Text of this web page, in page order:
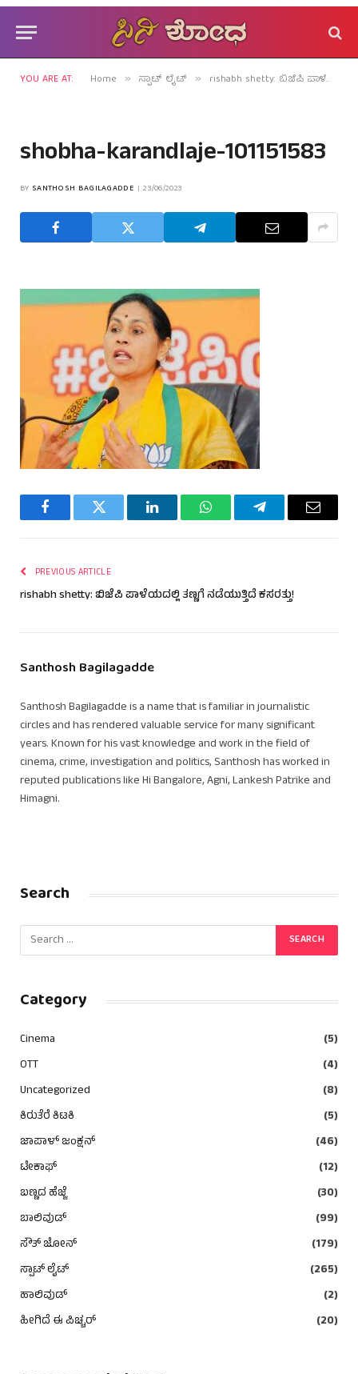
YOU ARE AT: Home » ಸ್ಪಾಟ್ ಲೈಟ್ » rishabh shetty: ಬಿಜೆಪಿ ಪಾಳೆಯದಲ್ಲಿ ತಣ್ಣಗೆ ನಡೆಯುತ್ತಿದೆ ಕಸರತ್ತು!
shobha-karandlaje-101151583
BY SANTHOSH BAGILAGADDE 23/06/2023
FacebookTwitter LinkedInWhatsAppTelegramEmail
PREVIOUS ARTICLE
rishabh shetty: ಬಿಜೆಪಿ ಪಾಳೆಯದಲ್ಲಿ ತಣ್ಣಗೆ ನಡೆಯುತ್ತಿದೆ ಕಸರತ್ತು!
Santhosh Bagilagadde
Santhosh Bagilagadde is a name that is familiar in journalistic
circles and has rendered valuable service for many significant
years. Known for his vast knowledge and work in the field of
cinema, crime, investigation and politics, Santhosh has worked in
reputed publications like Hi Bangalore, Agni, Lankesh Patrike and
Himagni.
Search
Category
Cinema
(5)
OTT
(4)
Uncategorized
(8)
ಕಿರುತೆರೆ ಕಿಟಕಿ
(5)
ಜಾಪಾಳ್ ಜಂಕ್ಷನ್
(46)
ಟೇಕಾಫ್
(12)
ಬಣ್ಣದ ಹೆಜ್ಜೆ
(30)
ಬಾಲಿವುಡ್
(99)
ಸೌತ್ ಜೋನ್
(179)
ಸ್ಪಾಟ್ ಲೈಟ್
(265)
ಹಾಲಿವುಡ್
(2)
ಹೀಗಿದೆ ಈ ಪಿಚ್ಚರ್
(20)